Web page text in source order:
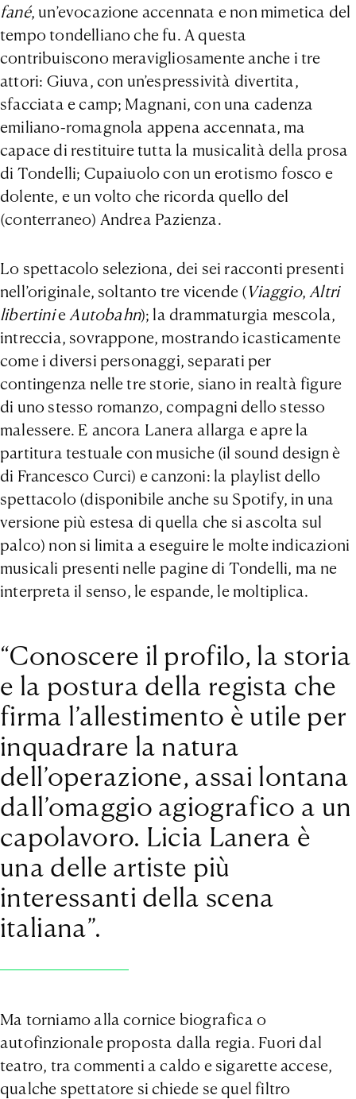
fané, un’evocazione accennata e non mimetica del
tempo tondelliano che fu. A questa
contribuiscono meravigliosamente anche i tre
attori: Giuva, con un’espressività divertita,
sfacciata e camp; Magnani, con una cadenza
emiliano-romagnola appena accennata, ma
capace di restituire tutta la musicalità della prosa
di Tondelli; Cupaiuolo con un erotismo fosco e
dolente, e un volto che ricorda quello del
(conterraneo) Andrea Pazienza.
Lo spettacolo seleziona, dei sei racconti presenti
nell’originale, soltanto tre vicende (Viaggio, Altri
libertinie Autobahn); la drammaturgia mescola,
intreccia, sovrappone, mostrando icasticamente
come i diversi personaggi, separati per
contingenza nelle tre storie, siano in realtà figure
di uno stesso romanzo, compagni dello stesso
malessere. E ancora Lanera allarga e apre la
partitura testuale con musiche (il sound design è
di Francesco Curci) e canzoni: la playlist dello
spettacolo (disponibile anche su Spotify, in una
versione più estesa di quella che si ascolta sul
palco) non si limita a eseguire le molte indicazioni
musicali presenti nelle pagine di Tondelli, ma ne
interpreta il senso, le espande, le moltiplica.
“Conoscere il profilo, la storia
e la postura della regista che
firma l’allestimento è utile per
inquadrare la natura
dell’operazione, assai lontana
dall’omaggio agiografico a un
capolavoro. Licia Lanera è
una delle artiste più
interessanti della scena
italiana”.
Ma torniamo alla cornice biografica o
autofinzionale proposta dalla regia. Fuori dal
teatro, tra commenti a caldo e sigarette accese,
qualche spettatore si chiede se quel filtro